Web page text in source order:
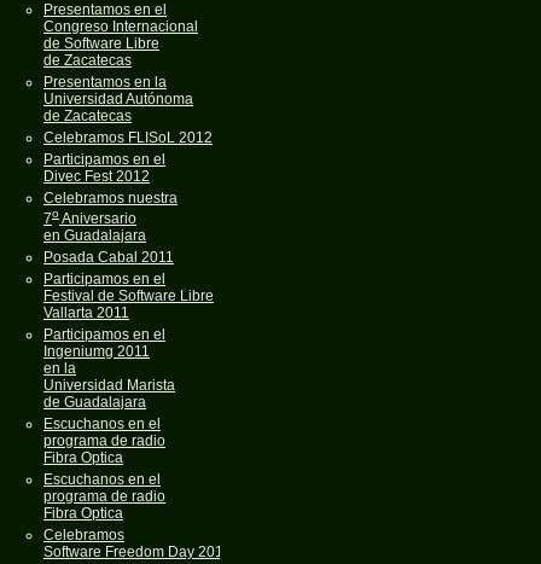
Presentamos en el
Congreso Internacional
de Software Libre
de Zacatecas
Presentamos en la
Universidad Autónoma
de Zacatecas
Celebramos FLISoL 2012
Participamos en el
Divec Fest 2012
Celebramos nuestra
7oAniversario
en Guadalajara
Posada Cabal 2011
Participamos en el
Festival de Software Libre
Vallarta 2011
Participamos en el
Ingeniumg 2011
en la
Universidad Marista
de Guadalajara
Escuchanos en el
programa de radio
Fibra Optica
Escuchanos en el
programa de radio
Fibra Optica
Celebramos
Software Freedom Day 2011